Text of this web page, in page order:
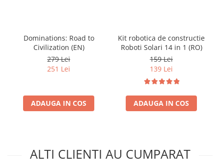
Dominations: Road to
Civilization (EN)
279 Lei
251 Lei
ADAUGA IN COS
Kit robotica de constructie
Roboti Solari 14 in 1 (RO)
159 Lei
139 Lei
ADAUGA IN COS
ALTI CLIENTI AU CUMPARAT